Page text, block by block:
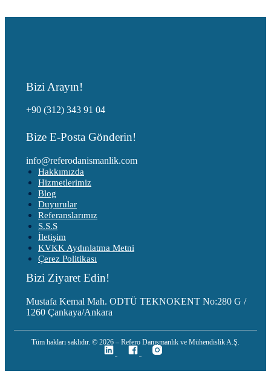
Bizi Arayın!
+90 (312) 343 91 04
Bize E-Posta Gönderin!
info@referodanismanlik.com
Hakkımızda
Hizmetlerimiz
Blog
Duyurular
Referanslarımız
S.S.S
İletişim
KVKK Aydınlatma Metni
Çerez Politikası
Bizi Ziyaret Edin!
Mustafa Kemal Mah. ODTÜ TEKNOKENT No:280 G /
1260 Çankaya/Ankara
Tüm hakları saklıdır. © 2026 – Refero Danışmanlık ve Mühendislik A.Ş.